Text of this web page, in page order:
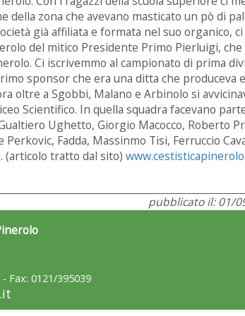
della zona che avevano masticato un pò di
già affiliata e formata nel suo organico,
del mitico Presidente Primo Pierluigi,
Ci iscrivemmo al campionato di prima
sponsor che era una ditta che produceva
oltre a Sgobbi, Malano e Arbinolo si
Scientifico. In quella squadra facevano
Ughetto, Giorgio Macocco, Roberto
Perkovic, Fadda, Massinmo Tisi, Ferruccio
tratto dal sito)
pubblicato il: 01/
Fax: 0121/395039